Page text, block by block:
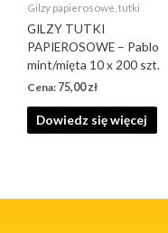
Gilzy papierosowe, tutki
GILZY TUTKI
PAPIEROSOWE – Pablo
mint/mięta 10 x 200 szt.
75,00zł
Dowiedz się więcej